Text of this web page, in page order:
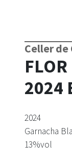
Celler de
2024
2024
Garnacha
13%vol